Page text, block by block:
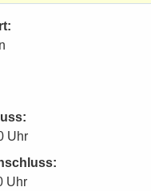
Uhr
Uhr